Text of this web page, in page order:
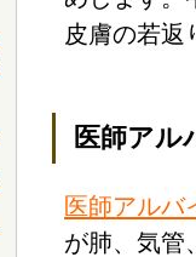
皮膚の若返
医師アル
医師アルバ
が肺、気管